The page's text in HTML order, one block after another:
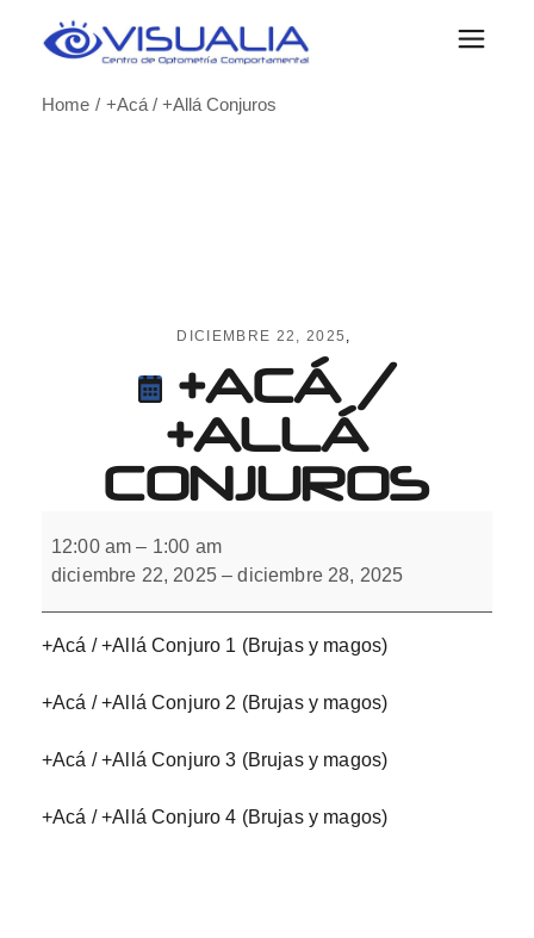
Home
+Acá / +Allá Conjuros
DICIEMBRE 22, 2025
+ACÁ /
+ALLÁ
CONJUROS
+Allá
Conjuros
12:00 am – 1:00 am
diciembre 22, 2025 –diciembre 28, 2025
+Acá / +Allá Conjuro 1 (Brujas y magos)
+Acá / +Allá Conjuro 2 (Brujas y magos)
+Acá / +Allá Conjuro 3 (Brujas y magos)
+Acá / +Allá Conjuro 4 (Brujas y magos)